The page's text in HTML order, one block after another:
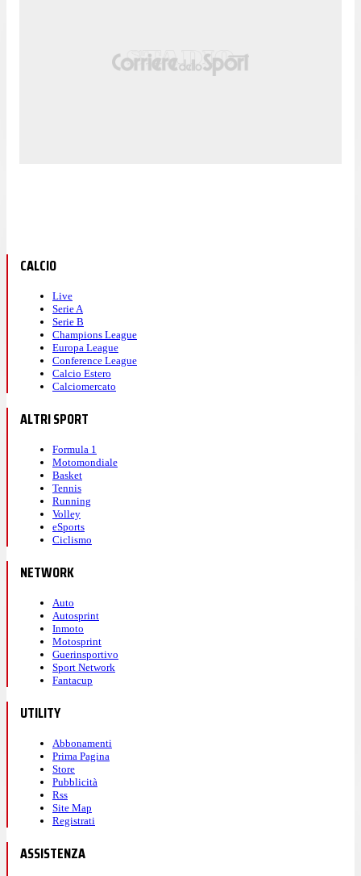
CALCIO
Live
Serie A
Serie B
Champions League
Europa League
Conference League
Calcio Estero
Calciomercato
ALTRI SPORT
Formula 1
Motomondiale
Basket
Tennis
Running
Volley
eSports
Ciclismo
NETWORK
Auto
Autosprint
Inmoto
Motosprint
Guerinsportivo
Sport Network
Fantacup
UTILITY
Abbonamenti
Prima Pagina
Store
Pubblicità
Rss
Site Map
Registrati
ASSISTENZA